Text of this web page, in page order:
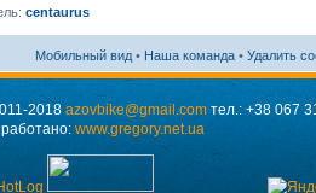
centaurus
Мобильный вид • Наша команда • Удалить
2018 azovbike@gmail.com тел.: +38 067
www.gregory.net.ua